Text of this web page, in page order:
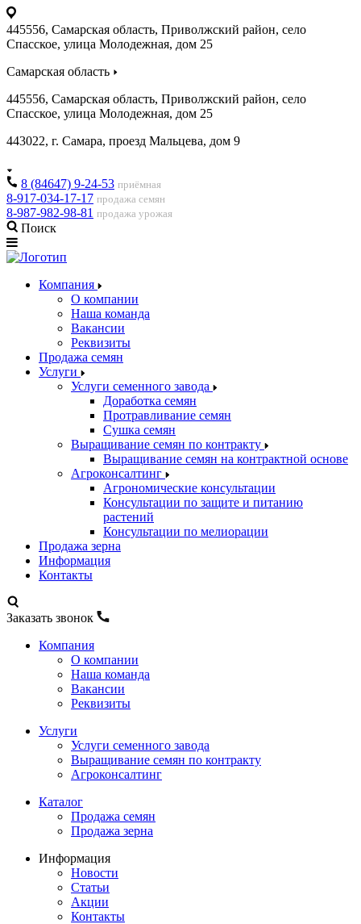
445556, Самарская область, Приволжский район, село
Спасское, улица Молодежная, дом 25
Самарская область
445556, Самарская область, Приволжский район, село
Спасское, улица Молодежная, дом 25
443022, г. Самара, проезд Мальцева, дом 9
8 (84647) 9-24-53 приёмная
8-917-034-17-17 продажа семян
8-987-982-98-81 продажа урожая
Поиск
Компания
О компании
Наша команда
Вакансии
Реквизиты
Продажа семян
Услуги
Услуги семенного завода
Доработка семян
Протравливание семян
Сушка семян
Выращивание семян по контракту
Выращивание семян на контрактной основе
Агроконсалтинг
Агрономические консультации
Консультации по защите и питанию
растений
Консультации по мелиорации
Продажа зерна
Информация
Контакты
Заказать звонок
Компания
О компании
Наша команда
Вакансии
Реквизиты
Услуги
Услуги семенного завода
Выращивание семян по контракту
Агроконсалтинг
Каталог
Продажа семян
Продажа зерна
Информация
Новости
Статьи
Акции
Контакты